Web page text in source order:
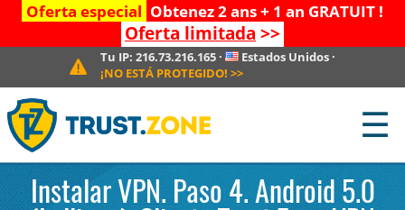
Oferta especial Obtenez 2 ans + 1 an GRATUIT !
Oferta limitada >>
Tu IP: 216.73.216.165· Estados Unidos ·
¡NO ESTÁ PROTEGIDO! >>
☰
Instalar VPN. Paso 4. Android 5.0